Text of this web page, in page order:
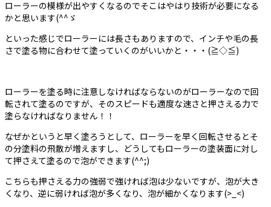
ローラーの模様が出やすくなるのでそこはやはり技術が必要になる
かと思います(^^ゞ
といった感じでローラーには長さもありますので、インチや毛の長
さで塗る物に合わせて塗っていくのがいいかと・・・(≧◇≦)
ローラーを塗る時に注意しなければならないのがローラーなので回
転されて塗るのですが、そのスピードも適度な速さと押さえる力で
塗らなければなりません！！
なぜかというと早く塗ろうとして、ローラーを早く回転させるとそ
の分塗料の飛散が増えますし、どうしてもローラーの塗装面に対し
て押さえて塗るので泡ができます(^^;)
こちらも押さえる力の強弱で強ければ泡は少ないですが、泡が大き
くなり、逆に弱ければ泡が多くなり、泡が細かくなります(>_<)